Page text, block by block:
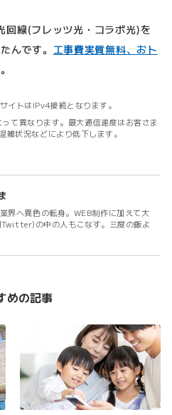
回線(フレッツ光・コラボ光)を
んです。 工事費実質無料、おト
イトはIPv4接続となります。
て異なります。最大通信速度はお客さま
雑状況などにより低下します。
界へ異色の転身。WEB制作に加えて大
の中の人もこなす。三度の飯よ
めの記事